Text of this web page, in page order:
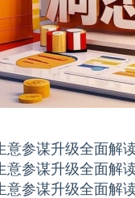
意参谋升级全面解
意参谋升级全面解
意参谋升级全面解